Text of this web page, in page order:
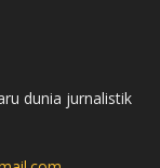
dunia jurnalistik